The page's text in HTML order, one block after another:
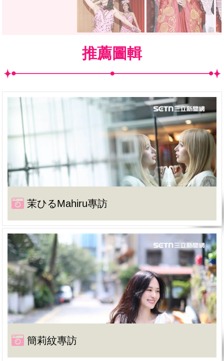
推薦圖輯
茉ひるMahiru專訪
簡莉紋專訪